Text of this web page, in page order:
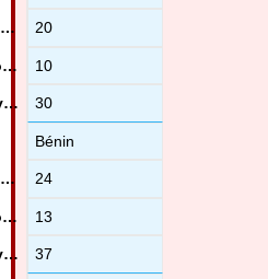
20
10
30
Bénin
24
13
37